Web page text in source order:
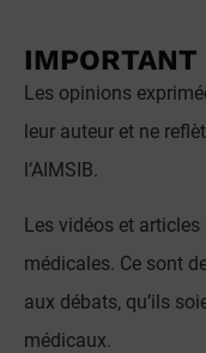
IMPORTANT
Les opinions
leur auteur et ne
l’AIMSIB.
Les vidéos et
médicales. Ce sont
aux débats, qu’ils
médicaux.